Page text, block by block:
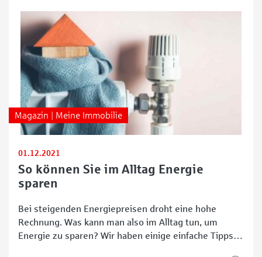
Magazin | Meine Immobilie
01.12.2021
So können Sie im Alltag Energie
sparen
Bei steigenden Energiepreisen droht eine hohe
Rechnung. Was kann man also im Alltag tun, um
Energie zu sparen? Wir haben einige einfache Tipps